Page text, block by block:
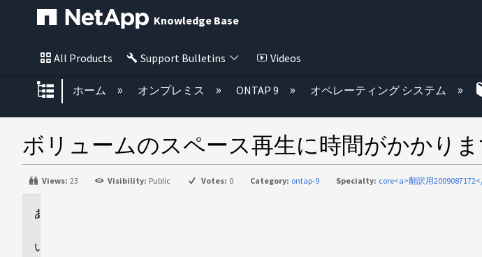
Knowledge Base
All Products Support Bulletins Videos
グローバル階層を展開/折りたたむ
ホーム オンプレミス ONTAP 9 オペレーティング システム
ボリュームのスペース再生に時間がかかり
Views: 23 Visibility: Public Votes: 0 Category: ontap-9 Specialty: core<a>翻訳用